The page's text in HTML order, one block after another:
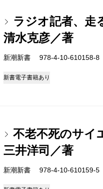
ラジオ記者、走
清水克彦／著
新潮新書 978-4-10-
新書電子書籍あり
不老不死のサイ
三井洋司／著
新潮新書 978-4-10-